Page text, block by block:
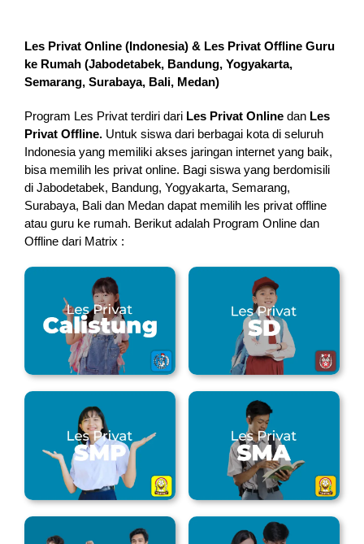
Les Privat Online (Indonesia) & Les Privat Offline Guru
ke Rumah (Jabodetabek, Bandung, Yogyakarta,
Semarang, Surabaya, Bali, Medan)
Program Les Privat terdiri dari Les Privat Online dan Les
Privat Offline. Untuk siswa dari berbagai kota di seluruh
Indonesia yang memiliki akses jaringan internet yang baik,
bisa memilih les privat online. Bagi siswa yang berdomisili
di Jabodetabek, Bandung, Yogyakarta, Semarang,
Surabaya, Bali dan Medan dapat memilih les privat offline
atau guru ke rumah. Berikut adalah Program Online dan
Offline dari Matrix :